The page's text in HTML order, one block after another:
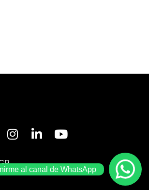
al canal de WhatsApp